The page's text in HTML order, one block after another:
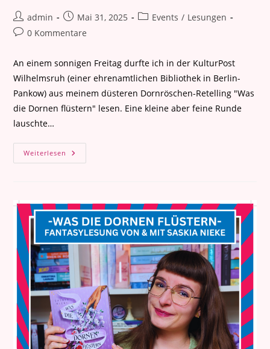
Beitrags-
Autor:
admin
Beitrag
veröffentlicht:
Mai 31, 2025
Beitrags-
Events / Lesungen
Beitrags-
0 Kommentare
An einem sonnigen Freitag durfte ich in der KulturPost
Wilhelmsruh (einer ehrenamtlichen Bibliothek in Berlin-
Pankow) aus meinem düsteren Dornröschen-Retelling "Was
die Dornen flüstern" lesen. Eine kleine aber feine Runde
lauschte…
Weiterlesen Lesung
In
Mai
2025)